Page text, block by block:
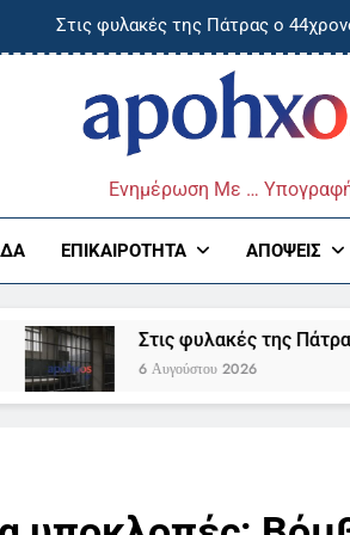
Στις φυλακές της Πάτρας ο
Τραυματίστηκε Ισραηλινή στην
την Πέμπτη στην Ελλάδα η 46χρονη
Στο σκοτάδι
Τραυματίστηκε Ισραηλινή στην
την Πέμπτη στην Ελλάδα η 46χρονη
Ενημέρωση Με …
ΕΠΙΚΑΙΡΌΤΗΤΑ ΑΠΌΨΕΙΣ
Στις φυλακές της Πάτρας ο
6 Αυγούστου 2026